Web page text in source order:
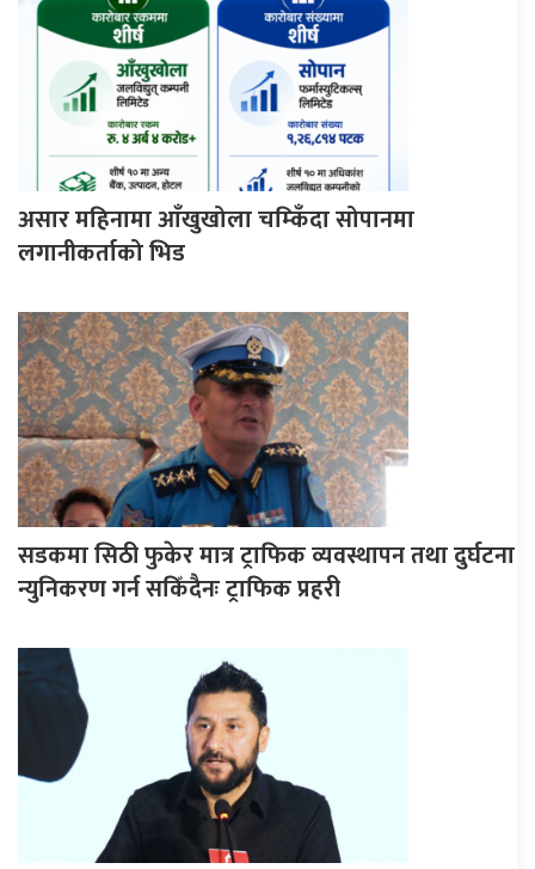
असार महिनामा आँखुखोला चम्किँदा सोपानमा
लगानीकर्ताको भिड
सडकमा सिठी फुकेर मात्र ट्राफिक व्यवस्थापन तथा दुर्घटना
न्युनिकरण गर्न सकिँदैनः ट्राफिक प्रहरी